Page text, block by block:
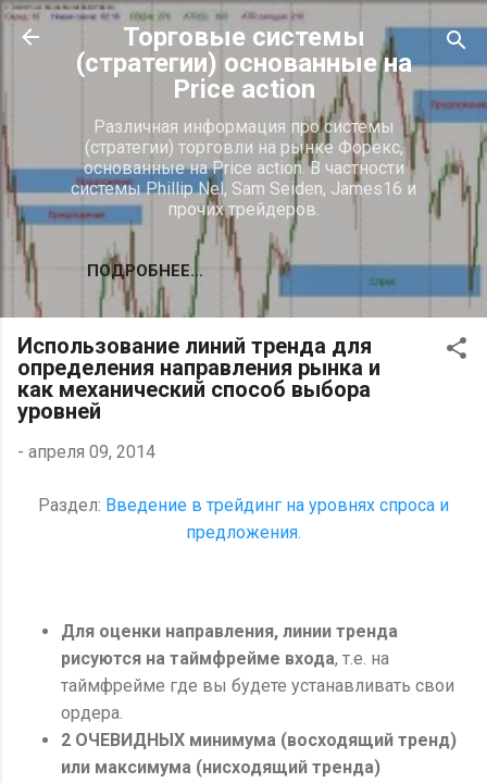
К основному контенту
Торговые системы
(стратегии) основанные на
Price action
Различная информация про системы
(стратегии) торговли на рынке Форекс,
основанные на Price action. В частности
системы Phillip Nel, Sam Seiden, James16 и
прочих трейдеров.
ПОДРОБНЕЕ…
Использование линий тренда для
определения направления рынка и
как механический способ выбора
уровней
- апреля 09, 2014
Раздел: Введение в трейдинг на уровнях спроса и
предложения.
Для оценки направления, линии тренда
рисуются на таймфрейме входа, т.е. на
таймфрейме где вы будете устанавливать свои
ордера.
2 ОЧЕВИДНЫХ минимума (восходящий тренд)
или максимума (нисходящий тренда)